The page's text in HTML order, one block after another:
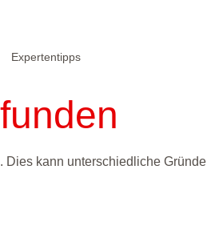
Expertentipps
Dies kann unterschiedliche Gründe